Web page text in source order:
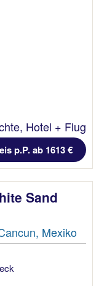
Hotel + Flug
p.P. ab 1613 €
Sand
Mexiko